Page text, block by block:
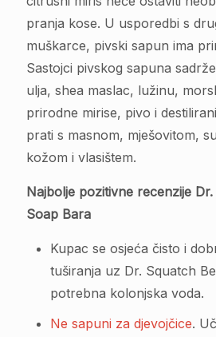
pranja kose. U usporedbi s
muškarce, pivski sapun ima
Sastojci pivskog sapuna
ulja, shea maslac, lužinu,
prirodne mirise, pivo i
prati s masnom, mješovitom,
kožom i vlasištem.
Najbolje pozitivne recenzije
Soap Bara
Kupac se osjeća čisto i
tuširanja uz Dr. Squatch
potrebna kolonjska voda.
Ne sapuni za djevojčice.